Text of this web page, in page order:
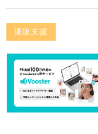
通販支援